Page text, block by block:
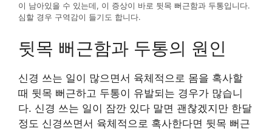
이 남아있을 수 있는데, 이 증상이 바로 뒷목 뻐근함과 두통입니다.
심할 경우 구역감이 들기도 합니다.
뒷목 뻐근함과 두통의 원인
신경 쓰는 일이 많으면서 육체적으로 몸을 혹사할
때 뒷목 뻐근하고 두통이 유발되는 경우가 많습니
다. 신경 쓰는 일이 잠깐 있다 말면 괜찮겠지만 한달
정도 신경쓰면서 육체적으로 혹사한다면 뒷목 뻐근